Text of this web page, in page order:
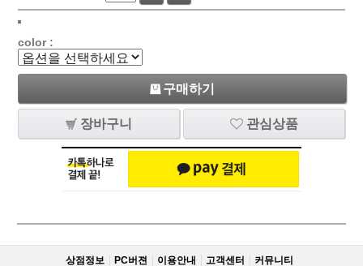
color :
구매하기
장바구니 관심상품
상점정보 PC버젼 이용안내 고객센터 커뮤니티